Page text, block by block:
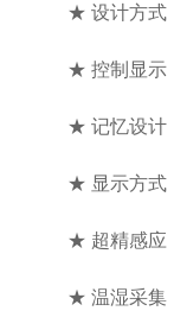
★ 设计方式
★ 控制显示
★ 记忆设计
★ 显示方式
★ 超精感应
★ 温湿采集